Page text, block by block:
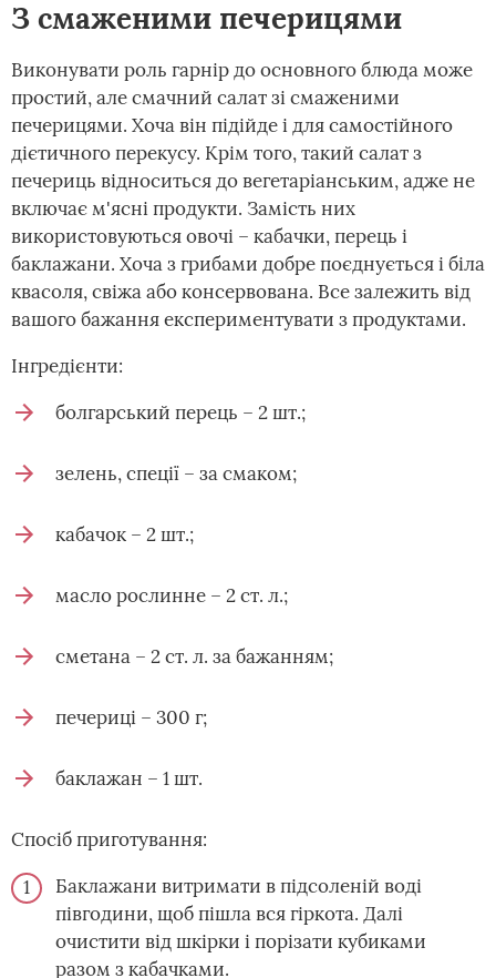
З смаженими печерицями
Виконувати роль гарнір до основного блюда може
простий, але смачний салат зі смаженими
печерицями. Хоча він підійде і для самостійного
дієтичного перекусу. Крім того, такий салат з
печериць відноситься до вегетаріанським, адже не
включає м'ясні продукти. Замість них
використовуються овочі – кабачки, перець і
баклажани. Хоча з грибами добре поєднується і біла
квасоля, свіжа або консервована. Все залежить від
вашого бажання експериментувати з продуктами.
Інгредієнти:
болгарський перець – 2 шт.;
зелень, спеції – за смаком;
кабачок – 2 шт.;
масло рослинне – 2 ст. л.;
сметана – 2 ст. л. за бажанням;
печериці – 300 г;
баклажан – 1 шт.
Спосіб приготування:
Баклажани витримати в підсоленій воді
півгодини, щоб пішла вся гіркота. Далі
очистити від шкірки і порізати кубиками
разом з кабачками.